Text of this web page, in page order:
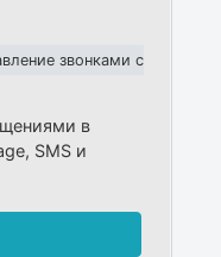
звонками с
в
SMS и